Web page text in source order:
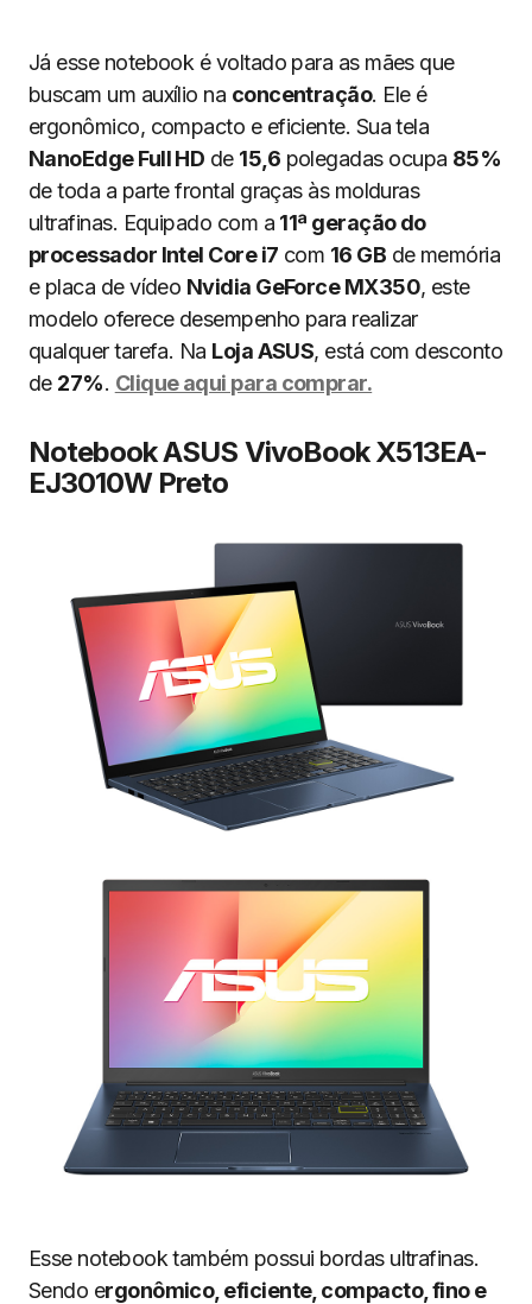
Já esse notebook é voltado para as mães que
buscam um auxílio na concentração. Ele é
ergonômico, compacto e eficiente. Sua tela
NanoEdge Full HD de 15,6 polegadas ocupa 85%
de toda a parte frontal graças às molduras
ultrafinas. Equipado com a 11ª geração do
processador Intel Core i7 com 16 GB de memória
e placa de vídeo Nvidia GeForce MX350, este
modelo oferece desempenho para realizar
qualquer tarefa. Na Loja ASUS, está com desconto
de 27%. Clique aqui para comprar.
Notebook ASUS VivoBook X513EA-
EJ3010W Preto
Esse notebook também possui bordas ultrafinas.
Sendo ergonômico, eficiente, compacto, fino e